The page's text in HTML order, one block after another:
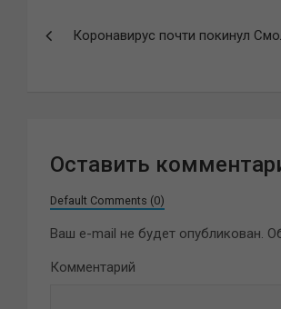
Коронавирус почти покинул
Оставить
Default Comments (0)
Ваш e-mail не будет опубликован.
Комментарий